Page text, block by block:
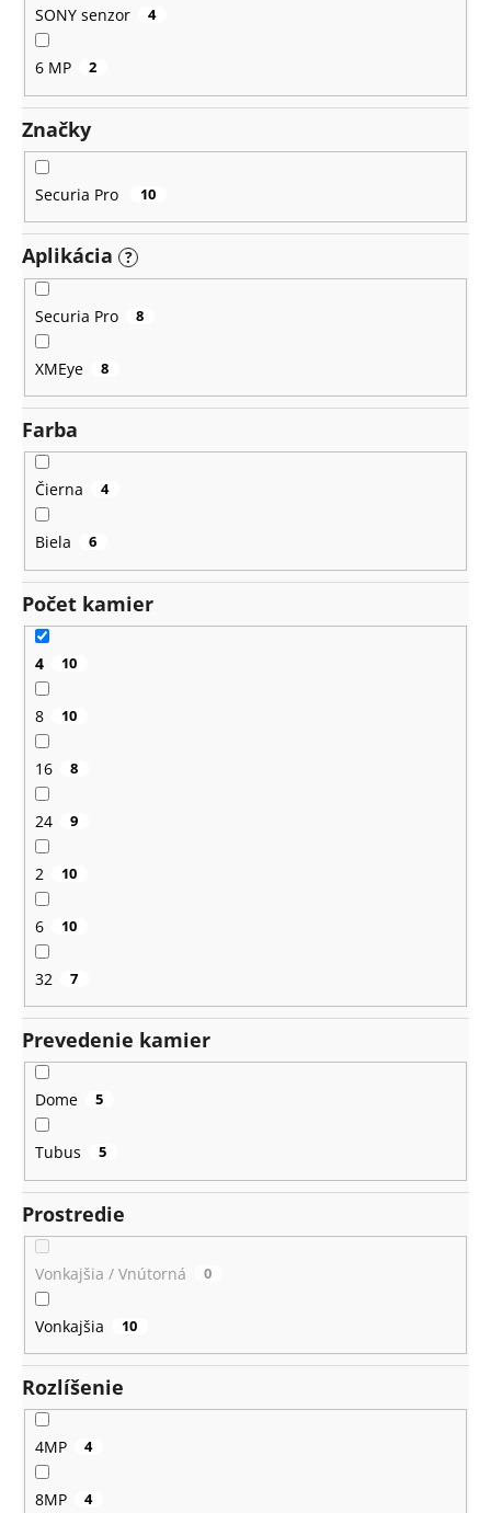
SONY senzor 4
6 MP 2
Značky
Securia Pro 10
Aplikácia ?
Securia Pro 8
XMEye 8
Farba
Čierna 4
Biela 6
Počet kamier
4 10
8 10
16 8
24 9
2 10
6 10
32 7
Prevedenie kamier
Dome 5
Tubus 5
Prostredie
Vonkajšia / Vnútorná 0
Vonkajšia 10
Rozlíšenie
4MP 4
8MP 4